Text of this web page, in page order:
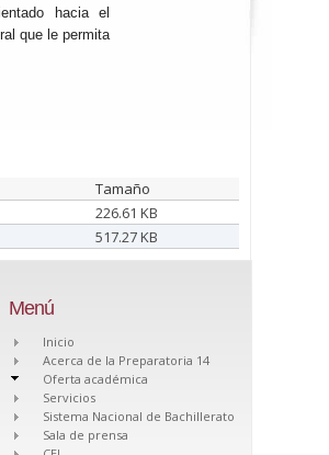
hacia el
que le permita
Tamaño
226.61 KB
517.27 KB
Menú
Inicio
Acerca de la Preparatoria 14
Oferta académica
Servicios
Sistema Nacional de Bachillerato
Sala de prensa